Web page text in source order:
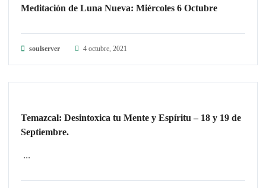
Meditación de Luna Nueva: Miércoles 6 Octubre
soulserver 4 octubre, 2021
Temazcal: Desintoxica tu Mente y Espíritu – 18 y 19 de
Septiembre.
...